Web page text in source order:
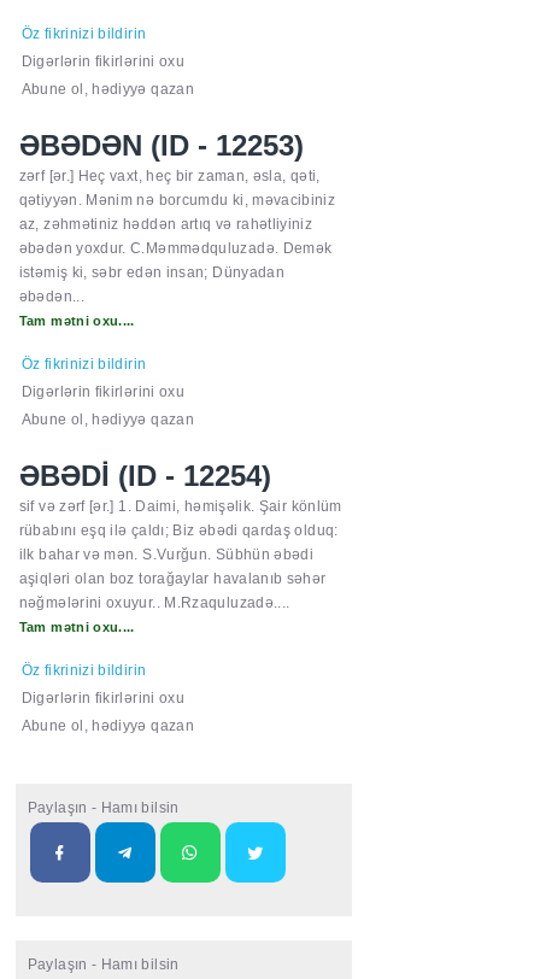
Öz fikrinizi bildirin
Digərlərin fikirlərini oxu
Abune ol, hədiyyə qazan
ƏBƏDƏN (ID - 12253)
zərf [ər.] Heç vaxt, heç bir zaman, əsla, qəti,
qətiyyən. Mənim nə borcumdu ki, məvacibiniz
az, zəhmətiniz həddən artıq və rahətliyiniz
əbədən yoxdur. C.Məmmədquluzadə. Demək
istəmiş ki, səbr edən insan; Dünyadan
əbədən...
Tam mətni oxu....
Öz fikrinizi bildirin
Digərlərin fikirlərini oxu
Abune ol, hədiyyə qazan
ƏBƏDİ (ID - 12254)
sif və zərf [ər.] 1. Daimi, həmişəlik. Şair könlüm
rübabını eşq ilə çaldı; Biz əbədi qardaş olduq:
ilk bahar və mən. S.Vurğun. Sübhün əbədi
aşiqləri olan boz torağaylar havalanıb səhər
nəğmələrini oxuyur.. M.Rzaquluzadə....
Tam mətni oxu....
Öz fikrinizi bildirin
Digərlərin fikirlərini oxu
Abune ol, hədiyyə qazan
Paylaşın - Hamı bilsin
Paylaşın - Hamı bilsin